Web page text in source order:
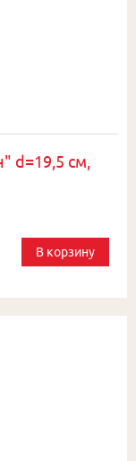
d=19,5 см,
В корзину